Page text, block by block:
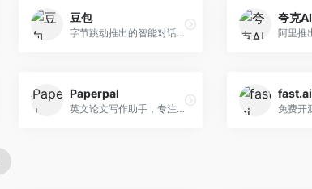
豆包
字节跳动推出的智能对话助手平台，提供文本创作、知识问答、英语学习等多种AI服务。面向普通用户和内容创作者，支持多轮对话和文件解析，免费使用，响应速度快，中文理解能力强。
夸克AI
Paperpal
英文论文写作助手，专注于学术英语润色。面向需要发表国际期刊的研究者，提供语法检查、学术表达优化、格式规范等服务，英语表达地道专业。
fast.ai